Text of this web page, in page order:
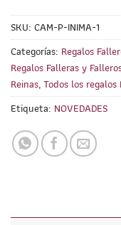
SKU: CAM-P-INIMA-1
Categorías: Regalos
Regalos Falleras y
Reinas,Todos los
Etiqueta: NOVEDADES